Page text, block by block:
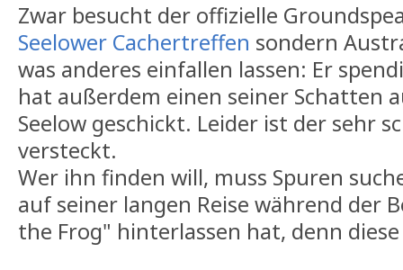
Zwar besucht der offizielle
Seelower Cachertreffen sondern
was anderes einfallen lassen: Er
hat außerdem einen seiner Schatten
Seelow geschickt. Leider ist der sehr
versteckt.
Wer ihn finden will, muss Spuren
auf seiner langen Reise während der
the Frog" hinterlassen hat, denn